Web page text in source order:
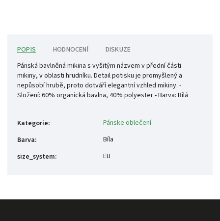
POPIS HODNOCENÍ
DISKUZE
Pánská bavlněná mikina s vyšitým názvem v přední části
mikiny, v oblasti hrudníku. Detail potisku je promyšlený a
nepůsobí hrubě, proto dotváří elegantní vzhled mikiny. -
Složení: 60% organická bavlna, 40% polyester - Barva: Bílá
Kategorie:
Pánske oblečení
Barva:
Bíla
size_system: EU